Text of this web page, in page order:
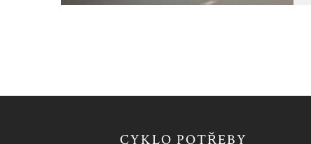
CYKLO POTŘEBY